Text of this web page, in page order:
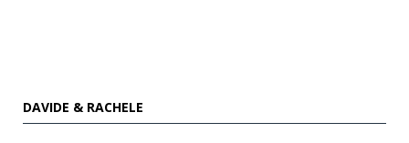
DAVIDE & RACHELE